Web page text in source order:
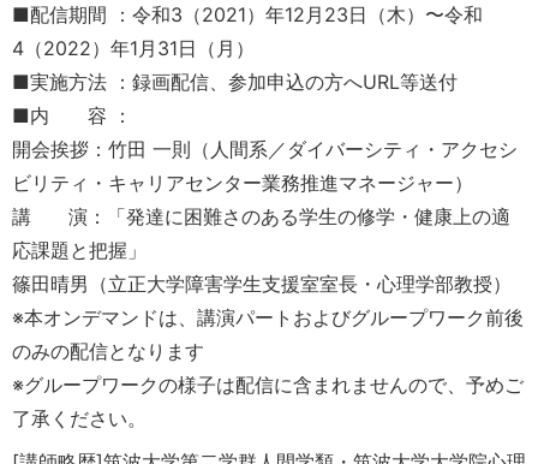
■配信期間 ：令和3（2021）年12月23日（木）〜令和
4（2022）年1月31日（月）
■実施方法 ：録画配信、参加申込の方へURL等送付
■内 容 ：
開会挨拶：竹田 一則（人間系／ダイバーシティ・アクセシ
ビリティ・キャリアセンター業務推進マネージャー）
講 演：「発達に困難さのある学生の修学・健康上の適
応課題と把握」
篠田晴男（立正大学障害学生支援室室長・心理学部教授）
※本オンデマンドは、講演パートおよびグループワーク前後
のみの配信となります
※グループワークの様子は配信に含まれませんので、予めご
了承ください。